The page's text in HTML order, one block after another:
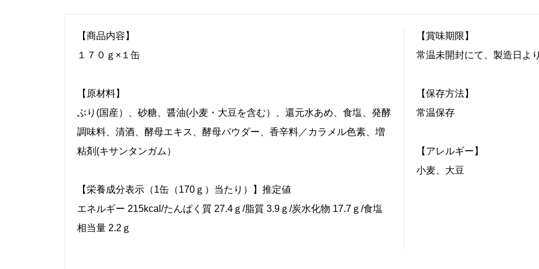
【商品内容】
１７０ｇ×１缶
【原材料】
ぶり(国産）、砂糖、醤油(小麦・大豆を含む）、還元水あめ、食塩、発酵
調味料、清酒、酵母エキス、酵母パウダー、香辛料／カラメル色素、増
粘剤(キサンタンガム）
【栄養成分表示（1缶（170ｇ）当たり）】推定値
エネルギー 215kcal/たんぱく質 27.4ｇ/脂質 3.9ｇ/炭水化物 17.7ｇ/食塩
相当量 2.2ｇ
【賞味期限】
常温未開封にて、製造日よ
【保存方法】
常温保存
【アレルギー】
小麦、大豆